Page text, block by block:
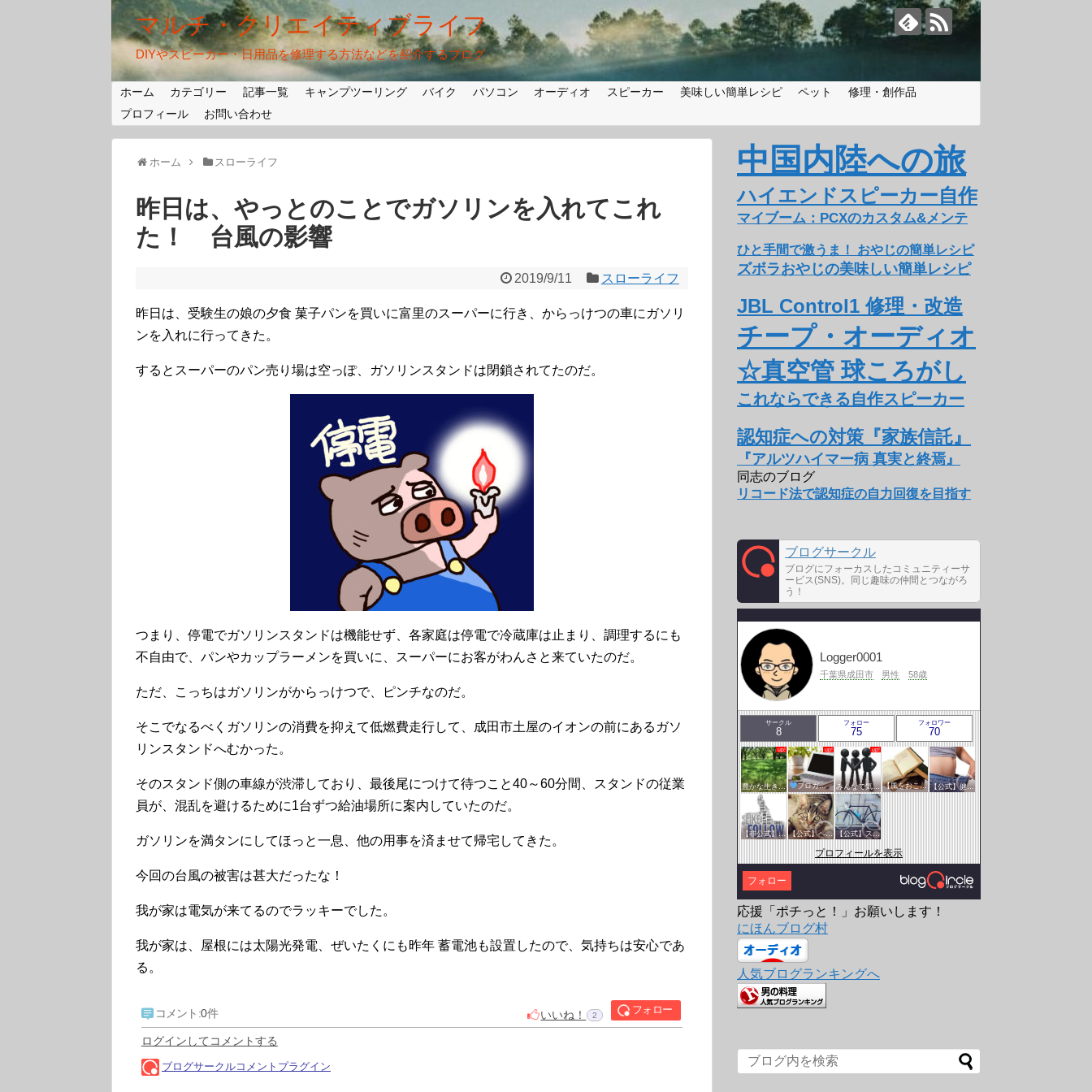
マルチ・クリエイティブライフ
DIYやスピーカー・日用品を修理する方法などを紹介するブログ
ホーム カテゴリー 記事一覧 キャンプツーリング バイク パソコン オーディオ スピーカー 美味しい簡単レシピ ペット
修理・創作品
プロフィール
お問い合わせ
ホーム スローライフ
昨日は、やっとのことでガソリンを入れてこれ
た！ 台風の影響
2019/9/11 スローライフ
昨日は、受験生の娘の夕食 菓子パンを買いに富里のスーパーに行き、からっけつの車にガソリ
ンを入れに行ってきた。
するとスーパーのパン売り場は空っぽ、ガソリンスタンドは閉鎖されてたのだ。
つまり、停電でガソリンスタンドは機能せず、各家庭は停電で冷蔵庫は止まり、調理するにも
不自由で、パンやカップラーメンを買いに、スーパーにお客がわんさと来ていたのだ。
ただ、こっちはガソリンがからっけつで、ピンチなのだ。
そこでなるべくガソリンの消費を抑えて低燃費走行して、成田市土屋のイオンの前にあるガソ
リンスタンドへむかった。
そのスタンド側の車線が渋滞しており、最後尾につけて待つこと40～60分間、スタンドの従業
員が、混乱を避けるために1台ずつ給油場所に案内していたのだ。
ガソリンを満タンにしてほっと一息、他の用事を済ませて帰宅してきた。
今回の台風の被害は甚大だったな！
我が家は電気が来てるのでラッキーでした。
我が家は、屋根には太陽光発電、ぜいたくにも昨年 蓄電池も設置したので、気持ちは安心であ
る。
中国内陸への旅
ハイエンドスピーカー自作
マイブーム：PCXのカスタム&メンテ
ひと手間で激うま！ おやじの簡単レシピ
ズボラおやじの美味しい簡単レシピ
JBL Control1 修理・改造
チープ・オーディオ
☆真空管 球ころがし
これならできる自作スピーカー
認知症への対策『家族信託』
『アルツハイマー病 真実と終焉』
同志のブログ
リコード法で認知症の自力回復を目指す
ブログサークル
ブログにフォーカスしたコミュニティーサ
ービス(SNS)。同じ趣味の仲間とつながろ
う！
Logger0001
千葉県成田市 男性 58歳
サークル
8
フォロー
75
フォロワー
70
豊かな生き方サークル ブロガー応援&更新報告♪ みんなで気軽にアクセスアップ 【風をおこそう☆彡】アクセスアップ研究会♪♪ 【公式】健康・医療サークル
【非公式】相互フォローサークル 【公式】ペットサークル 【公式】スポーツ・アウトドアサークル
プロフィールを表示
フォロー
応援「ポチっと！」お願いします！
にほんブログ村
人気ブログランキングへ